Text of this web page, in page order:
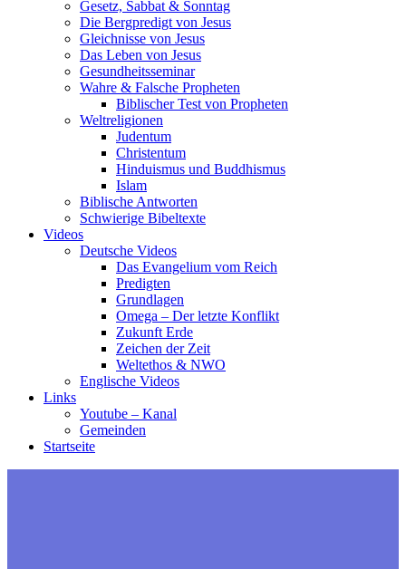
Gesetz, Sabbat & Sonntag
Die Bergpredigt von Jesus
Gleichnisse von Jesus
Das Leben von Jesus
Gesundheitsseminar
Wahre & Falsche Propheten
Biblischer Test von Propheten
Weltreligionen
Judentum
Christentum
Hinduismus und Buddhismus
Islam
Biblische Antworten
Schwierige Bibeltexte
Videos
Deutsche Videos
Das Evangelium vom Reich
Predigten
Grundlagen
Omega – Der letzte Konflikt
Zukunft Erde
Zeichen der Zeit
Weltethos & NWO
Englische Videos
Links
Youtube – Kanal
Gemeinden
Startseite